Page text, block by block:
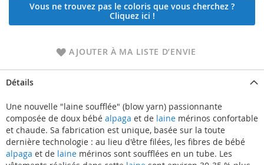
Vous ne trouvez pas le coloris que vous cherchez ?
Cliquez ici !
AJOUTER À MA LISTE D’ENVIE
Détails
Une nouvelle "laine soufflée" (blow yarn) passionnante
composée de doux bébé alpaga et de laine mérinos confortable
et chaude. Sa fabrication est unique, basée sur la toute
dernière technologie : au lieu d'être filées, les fibres de bébé
alpaga et de laine mérinos sont soufflées en un tube. Les